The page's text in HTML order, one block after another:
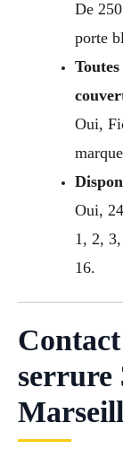
De
porte
Oui,
Oui,
1, 2,
16.
serrure